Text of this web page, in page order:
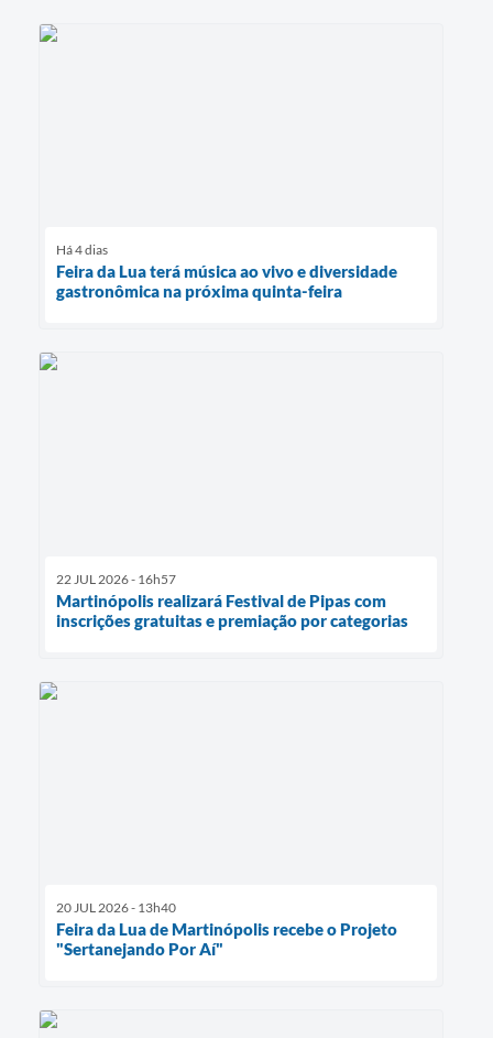
Há 4 dias
Feira da Lua terá música ao vivo e diversidade
gastronômica na próxima quinta-feira
22 JUL 2026 - 16h57
Martinópolis realizará Festival de Pipas com
inscrições gratuitas e premiação por categorias
20 JUL 2026 - 13h40
Feira da Lua de Martinópolis recebe o Projeto
"Sertanejando Por Aí"